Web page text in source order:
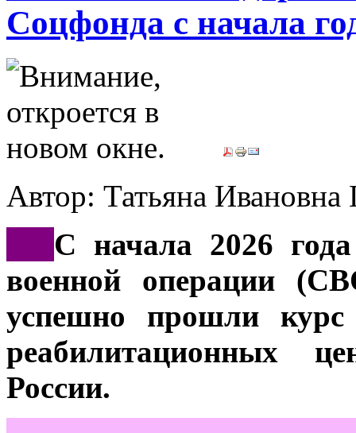
Соцфонда с начала
Автор: Татьяна
С начала 2026
военной операции
успешно прошли курс
реабилитационных
России.